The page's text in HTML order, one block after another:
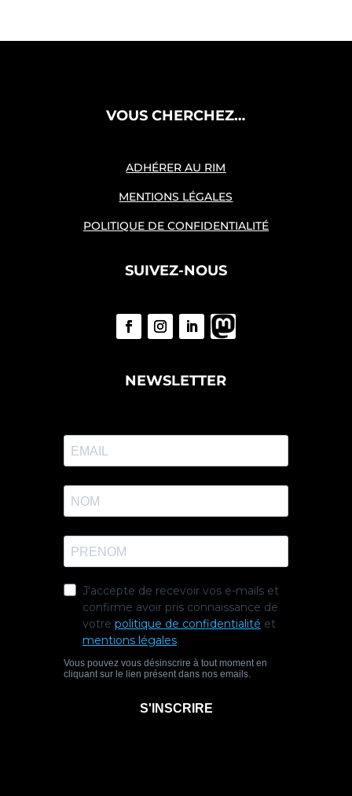
VOUS CHERCHEZ…
ADHÉRER AU RIM
MENTIONS LÉGALES
POLITIQUE DE CONFIDENTIALITÉ
SUIVEZ-NOUS
NEWSLETTER